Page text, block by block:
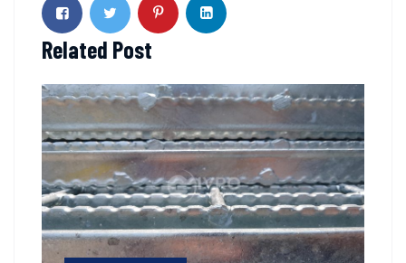
Related Post